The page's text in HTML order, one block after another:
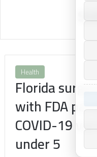
Health
Florida
with FDA
COVID-19
under 5